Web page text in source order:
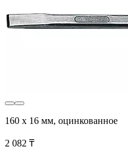
160 х 16 мм, оцинкованное
2 082 ₸